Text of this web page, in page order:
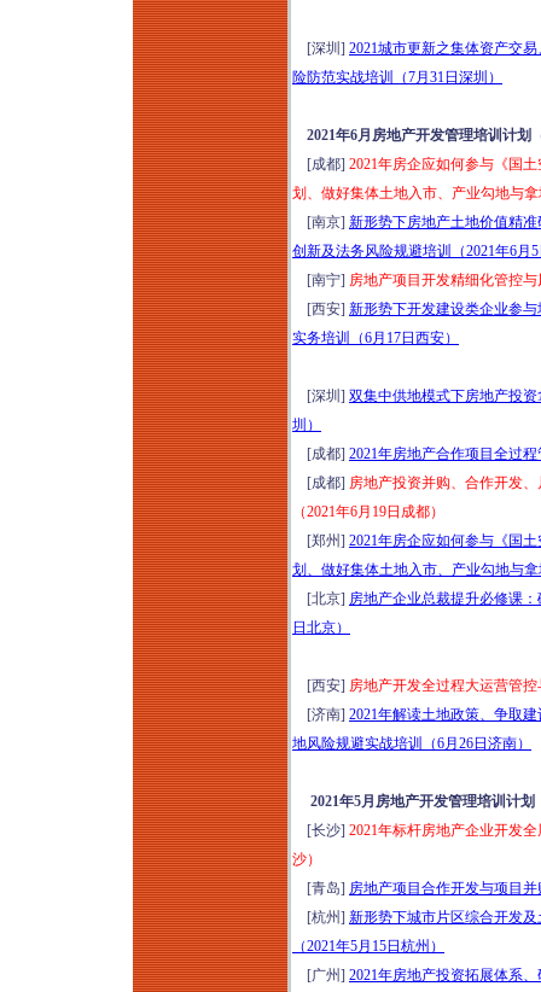
[深圳] 2021城市更新之集体资产交
险防范实战培训（7月31日深圳）
2021年6月房地产开发管理培训计划
[成都] 2021年房企应如何参与《国
划、做好集体土地入市、产业勾地与
[南京] 新形势下房地产土地价值精
创新及法务风险规避培训（2021年6月
[南宁] 房地产项目开发精细化管控
[西安] 新形势下开发建设类企业参
实务培训（6月17日西安）
[深圳] 双集中供地模式下房地产投
圳）
[成都] 2021年房地产合作项目全过
[成都] 房地产投资并购、合作开发
（2021年6月19日成都）
[郑州] 2021年房企应如何参与《国
划、做好集体土地入市、产业勾地与
[北京] 房地产企业总裁提升必修课
日北京）
[西安] 房地产开发全过程大运营管
[济南] 2021年解读土地政策、争取
地风险规避实战培训（6月26日济南）
2021年5月房地产开发管理培训计划
[长沙] 2021年标杆房地产企业开发
沙）
[青岛] 房地产项目合作开发与项目
[杭州] 新形势下城市片区综合开发
（2021年5月15日杭州）
[广州] 2021年房地产投资拓展体系